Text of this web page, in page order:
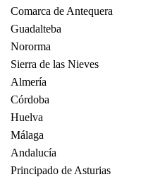
Comarca de Antequera
Guadalteba
Nororma
Sierra de las Nieves
Almería
Córdoba
Huelva
Málaga
Andalucía
Principado de Asturias